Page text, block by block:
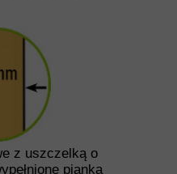
z uszczelką o
pianką